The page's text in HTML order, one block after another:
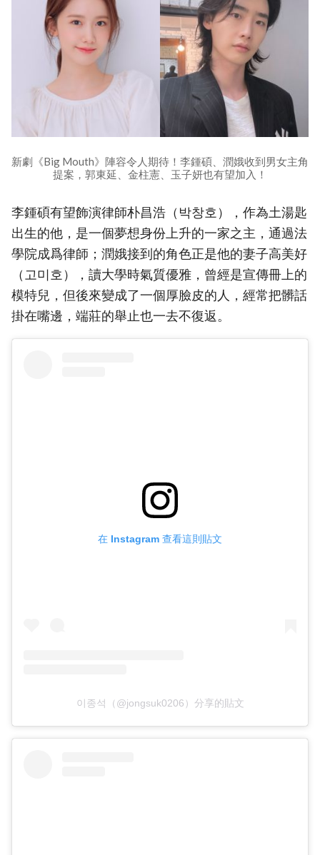
新劇《Big Mouth》陣容令人期待！李鍾碩、潤娥收到男女主角
提案，郭東延、金柱憲、玉子妍也有望加入！
李鍾碩有望飾演律師朴昌浩（박창호），作為土湯匙
出生的他，是一個夢想身份上升的一家之主，通過法
學院成爲律師；潤娥接到的角色正是他的妻子高美好
（고미호），讀大學時氣質優雅，曾經是宣傳冊上的
模特兒，但後來變成了一個厚臉皮的人，經常把髒話
掛在嘴邊，端莊的舉止也一去不復返。
在 Instagram 查看這則貼文
이종석（@jongsuk0206）分享的貼文